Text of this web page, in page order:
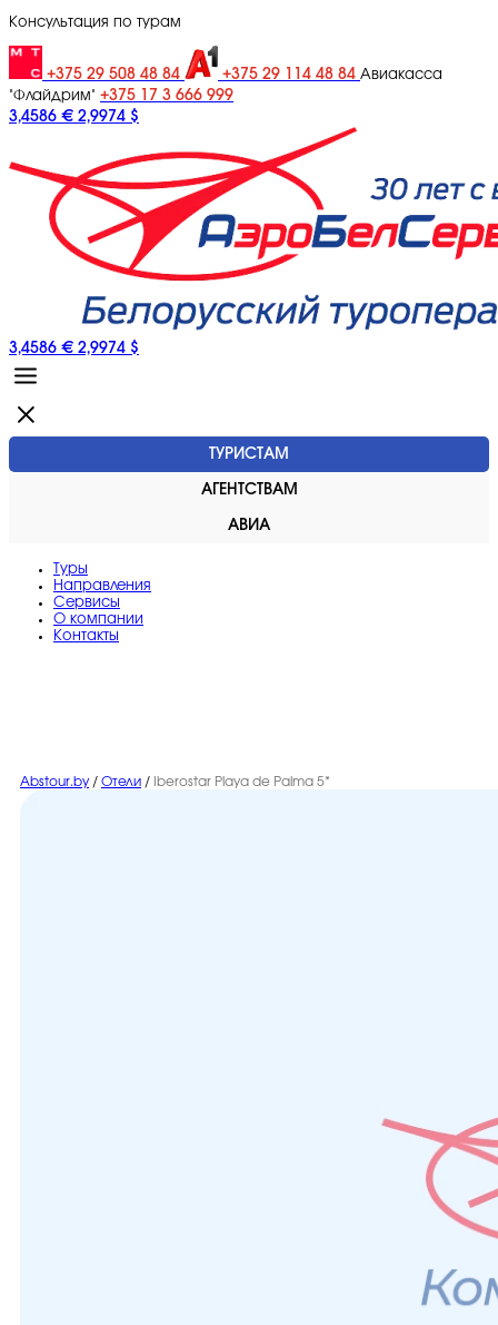
Консультация по турам
+375 29 508 48 84 +375 29 114 48 84 Авиакасса
"Флайдрим" +375 17 3 666 999
3,4586 € 2,9974 $
3,4586 € 2,9974 $
ТУРИСТАМ
АГЕНТСТВАМ
АВИА
Туры
Направления
Сервисы
O компании
Контакты
Abstour.by / Отели / Iberostar Playa de Palma 5*